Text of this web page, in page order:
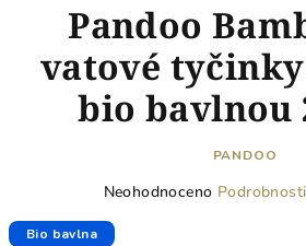
Pandoo
vatové
bio bavlnou
PANDOO
Průměrné
produktu
Neohodnoceno
Bio bavlna